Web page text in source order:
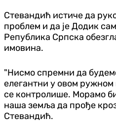
Стевандић истиче да
проблем и да је Додик
Република Српска
имовина.
"Нисмо спремни да
елегантни у овом
се контролише. Морамо
наша земља да прође
Стевандић.